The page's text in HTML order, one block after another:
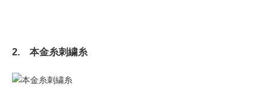
2. 本金糸刺繍糸